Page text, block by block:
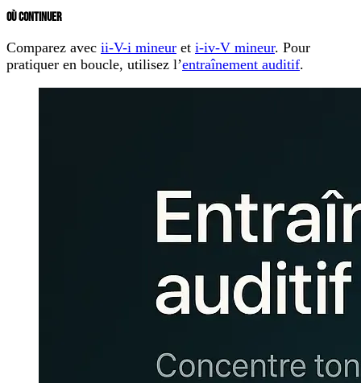
OÙ CONTINUER
Comparez avec ii-V-i mineur et i-iv-V mineur. Pour
pratiquer en boucle, utilisez l’entraînement auditif.